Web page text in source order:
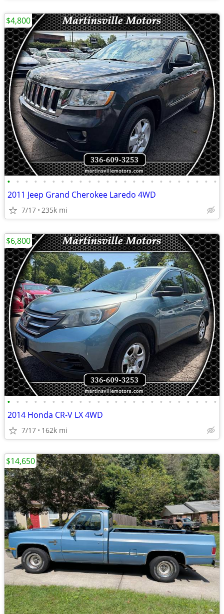
• • • • • • • • • • • • • • • • • • • • • • • •
2011 Jeep Grand Cherokee Laredo 4WD
7/17 235k mi
$4,800
• • • • • • • • • • • • • • • • • • • • • • • •
2014 Honda CR-V LX 4WD
7/17 162k mi
$6,800
$14,650